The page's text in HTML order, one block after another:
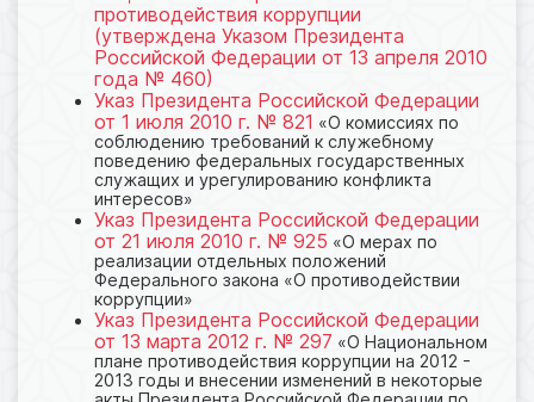
противодействия коррупции
(утверждена Указом Президента
Российской Федерации от 13 апреля 2010
года № 460)
Указ Президента Российской Федерации
от 1 июля 2010 г. № 821 «О комиссиях по
соблюдению требований к служебному
поведению федеральных государственных
служащих и урегулированию конфликта
интересов»
Указ Президента Российской Федерации
от 21 июля 2010 г. № 925 «О мерах по
реализации отдельных положений
Федерального закона «О противодействии
коррупции»
Указ Президента Российской Федерации
от 13 марта 2012 г. № 297 «О Национальном
плане противодействия коррупции на 2012 -
2013 годы и внесении изменений в некоторые